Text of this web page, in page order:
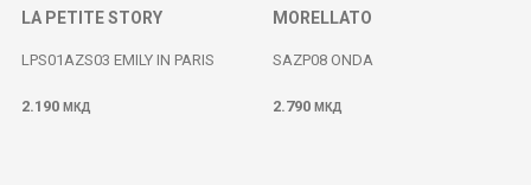
LA PETITE STORY
LPS01AZS03 EMILY IN PARIS
2.190 МКД
MORELLATO
SAZP08 ONDA
2.790 МКД